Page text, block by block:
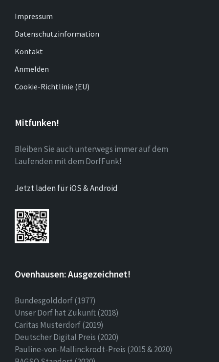
Impressum
Datenschutzinformation
Kontakt
Anmelden
Cookie-Richtlinie (EU)
Mitfunken!
Bleiben Sie auch unterwegs immer auf dem
Laufenden mit dem DorfFunk!
Jetzt laden für iOS & Android
Ovenhausen: Ausgezeichnet!
Bundesgolddorf (1977)
Unser Dorf hat Zukunft (2018)
Caritas Musterdorf (2019)
Deutscher Digital Preis (2020)
Pauline-von-Mallinckrodt-Preis (2015 & 2020)